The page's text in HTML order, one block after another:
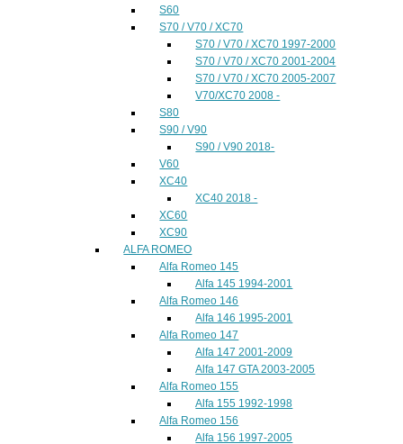
S60
S70 / V70 / XC70
S70 / V70 / XC70 1997-2000
S70 / V70 / XC70 2001-2004
S70 / V70 / XC70 2005-2007
V70/XC70 2008 -
S80
S90 / V90
S90 / V90 2018-
V60
XC40
XC40 2018 -
XC60
XC90
ALFA ROMEO
Alfa Romeo 145
Alfa 145 1994-2001
Alfa Romeo 146
Alfa 146 1995-2001
Alfa Romeo 147
Alfa 147 2001-2009
Alfa 147 GTA 2003-2005
Alfa Romeo 155
Alfa 155 1992-1998
Alfa Romeo 156
Alfa 156 1997-2005